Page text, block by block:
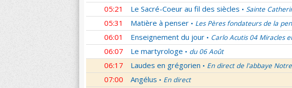
05:21 Le Sacré-Coeur au fil des siècles • Sainte
05:31 Matière à penser • Les Pères fondateurs de la
06:01 Enseignement du jour • Carlo Acutis 04 Miracles
06:07 Le martyrologe • du 06 Août
06:17 Laudes en grégorien • En direct de l'abbaye
07:00 Angélus • En direct